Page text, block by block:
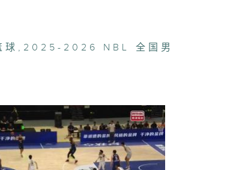
后赛
第一场
球 , 2025-2026 NBL 全国男